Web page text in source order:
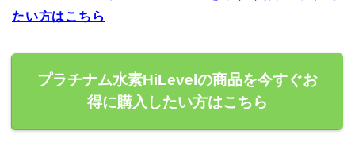
たい方はこちら
プラチナム水素HiLevelの商品を今すぐお
得に購入したい方はこちら